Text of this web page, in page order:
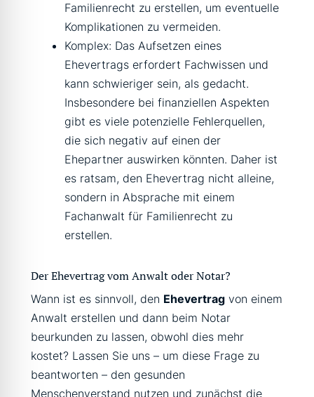
Familienrecht zu erstellen, um eventuelle
Komplikationen zu vermeiden.
Komplex: Das Aufsetzen eines
Ehevertrags erfordert Fachwissen und
kann schwieriger sein, als gedacht.
Insbesondere bei finanziellen Aspekten
gibt es viele potenzielle Fehlerquellen,
die sich negativ auf einen der
Ehepartner auswirken könnten. Daher ist
es ratsam, den Ehevertrag nicht alleine,
sondern in Absprache mit einem
Fachanwalt für Familienrecht zu
erstellen.
Der Ehevertrag vom Anwalt oder Notar?
Wann ist es sinnvoll, den Ehevertrag von einem
Anwalt erstellen und dann beim Notar
beurkunden zu lassen, obwohl dies mehr
kostet? Lassen Sie uns – um diese Frage zu
beantworten – den gesunden
Menschenverstand nutzen und zunächst die